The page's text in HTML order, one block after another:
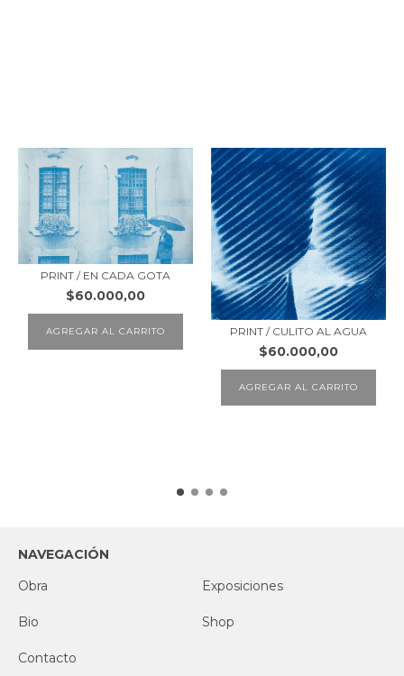
PRINT / EN CADA GOTA
$60.000,00
AGREGAR AL CARRITO PRINT / CULITO AL AGUA
$60.000,00
AGREGAR AL CARRITO
NAVEGACIÓN
Obra
Exposiciones
Bio Shop
Contacto